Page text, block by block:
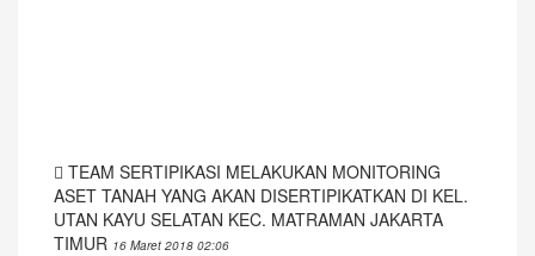
TEAM SERTIPIKASI MELAKUKAN MONITORING
ASET TANAH YANG AKAN DISERTIPIKATKAN DI KEL.
UTAN KAYU SELATAN KEC. MATRAMAN JAKARTA
TIMUR 16 Maret 2018 02:06